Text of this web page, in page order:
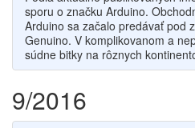
sporu o značku Arduino.
Arduino sa začalo predávať pod
Genuino. V komplikovanom a
súdne bitky na rôznych
9/2016